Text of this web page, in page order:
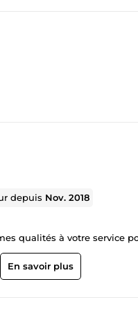
depuis Nov. 2018
qualités à votre service
En savoir plus